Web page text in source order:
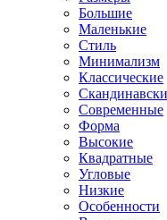
Большие
Маленькие
Стиль
Минимализм
Классические
Современные
Форма
Высокие
Квадратные
Угловые
Низкие
Особенности